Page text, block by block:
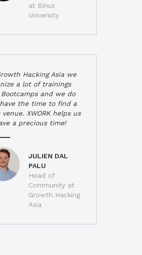
at Binus
University
Hacking Asia we
a lot of trainings
and we do
the time to find a
venue. XWORK helps us
a precious time!
JULIEN DAL
PALU
Head of
Community at
Growth Hacking
Asia